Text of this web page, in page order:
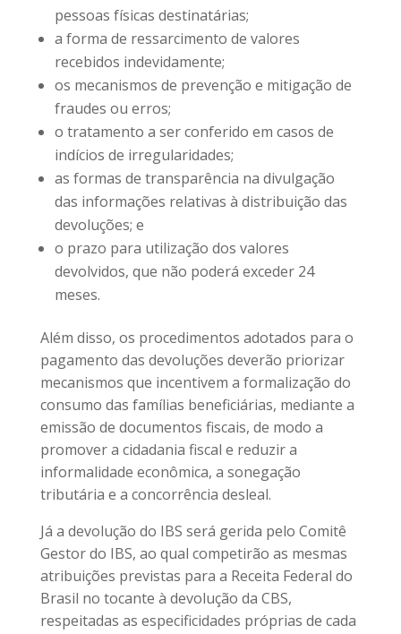
pessoas físicas destinatárias;
a forma de ressarcimento de valores
recebidos indevidamente;
os mecanismos de prevenção e mitigação de
fraudes ou erros;
o tratamento a ser conferido em casos de
indícios de irregularidades;
as formas de transparência na divulgação
das informações relativas à distribuição das
devoluções; e
o prazo para utilização dos valores
devolvidos, que não poderá exceder 24
meses.
Além disso, os procedimentos adotados para o
pagamento das devoluções deverão priorizar
mecanismos que incentivem a formalização do
consumo das famílias beneficiárias, mediante a
emissão de documentos fiscais, de modo a
promover a cidadania fiscal e reduzir a
informalidade econômica, a sonegação
tributária e a concorrência desleal.
Já a devolução do IBS será gerida pelo Comitê
Gestor do IBS, ao qual competirão as mesmas
atribuições previstas para a Receita Federal do
Brasil no tocante à devolução da CBS,
respeitadas as especificidades próprias de cada